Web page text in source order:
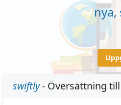
nya,
swiftly- Översättning till